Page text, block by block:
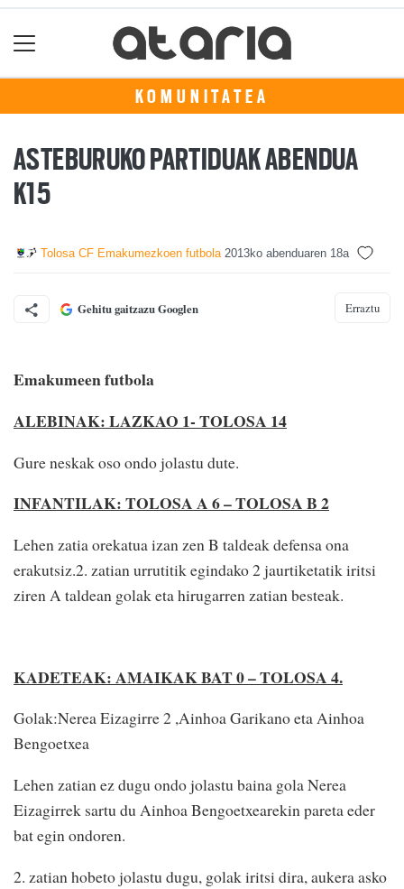
KOMUNITATEA
ASTEBURUKO PARTIDUAK ABENDUA
K15
Tolosa CF Emakumezkoen futbola 2013ko abenduaren 18a
Gehitu gaitzazu Googlen Erraztu
Emakumeen futbola
ALEBINAK: LAZKAO 1- TOLOSA 14
Gure neskak oso ondo jolastu dute.
INFANTILAK: TOLOSA A 6 – TOLOSA B 2
Lehen zatia orekatua izan zen B taldeak defensa ona
erakutsiz.2. zatian urrutitik egindako 2 jaurtiketatik iritsi
ziren A taldean golak eta hirugarren zatian besteak.
KADETEAK: AMAIKAK BAT 0 – TOLOSA 4.
Golak:Nerea Eizagirre 2 ,Ainhoa Garikano eta Ainhoa
Bengoetxea
Lehen zatian ez dugu ondo jolastu baina gola Nerea
Eizagirrek sartu du Ainhoa Bengoetxearekin pareta eder
bat egin ondoren.
2. zatian hobeto jolastu dugu, golak iritsi dira, aukera asko